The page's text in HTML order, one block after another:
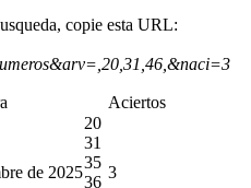
copie esta URL:
Aciertos
de 2025
20
31
35
36
3